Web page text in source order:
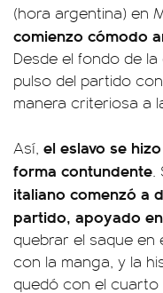
(hora argentina) en
comienzo cómodo
Desde el fondo de
pulso del partido
manera criteriosa a
Así, el eslavo se
forma contundente.
italiano comenzó a
partido, apoyado
quebrar el saque en
con la manga, y la
quedó con el cuarto